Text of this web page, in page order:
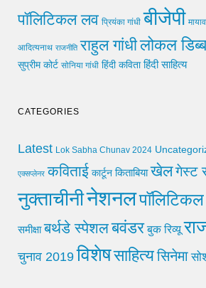
पॉलिटिकल लव प्रियंका गांधी बीजेपी
आदित्यनाथ राजनीति राहुल गांधीलोकल
सुप्रीम कोर्ट सोनिया गांधी हिंदी कविता हिंदी साहित्य
CATEGORIES
Latest Lok Sabha Chunav 2024
एक्सप्लेनर कविताई कार्टून किताबिया खेलगेस्ट
नुक्ताचीनीनेशनल
समीक्षा बर्थडे स्पेशलबवंडर बुक रिव्यू
चुनाव 2019 विशेषसाहित्यसिनेमा